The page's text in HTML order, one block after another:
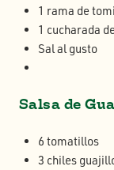
1 rama de
1 cucharada
Sal al gusto
Salsa de
6 tomatillos
3 chiles